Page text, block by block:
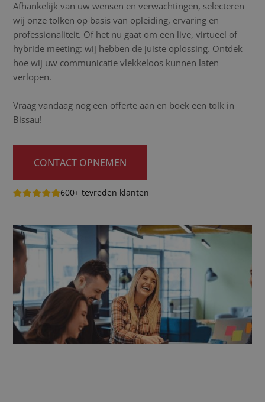
Afhankelijk van uw wensen en verwachtingen, selecteren
wij onze tolken op basis van opleiding, ervaring en
professionaliteit. Of het nu gaat om een live, virtueel of
hybride meeting: wij hebben de juiste oplossing. Ontdek
hoe wij uw communicatie vlekkeloos kunnen laten
verlopen.
Vraag vandaag nog een offerte aan en boek een tolk in
Bissau!
CONTACT OPNEMEN
600+ tevreden klanten